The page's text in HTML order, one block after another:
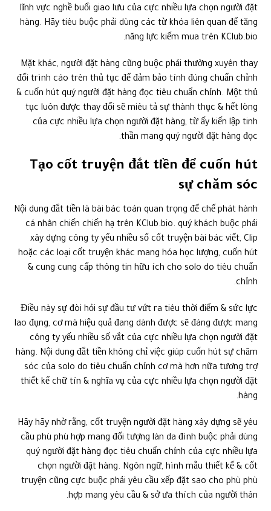
lĩnh vực nghề buổi giao lưu của cực nhiều lựa chọn người đặt
hàng. Hãy tiêu buộc phải dùng các từ khóa liên quan để tăng
năng lực kiếm mua trên KClub.bio.
Mặt khác, người đặt hàng cũng buộc phải thường xuyên thay
đổi trình cáo trên thủ tục để đảm bảo tính đúng chuẩn chỉnh
& cuốn hút quý người đặt hàng đọc tiêu chuẩn chỉnh. Một thủ
tục luôn được thay đổi sẽ miêu tả sự thành thục & hết lòng
của cực nhiều lựa chọn người đặt hàng, từ ấy kiến lập tinh
thần mang quý người đặt hàng đọc.
Tạo cốt truyện đắt tiền để cuốn hút
sự chăm sóc
Nội dung đắt tiền là bài bác toán quan trọng để chế phát hành
cá nhân chiến chiến hạ trên KClub.bio. quý khách buộc phải
xây dựng công ty yếu nhiều số cốt truyện bài bác viết, Clip
hoặc các loại cốt truyện khác mang hóa học lượng, cuốn hút
& cung cung cấp thông tin hữu ích cho solo do tiêu chuẩn
chỉnh.
Điều này sự đòi hỏi sự đầu tư vứt ra tiêu thời điểm & sức lực
lao đụng, cơ mà hiệu quả đang dành được sẽ đáng được mang
công ty yếu nhiều số vắt của cực nhiều lựa chọn người đặt
hàng. Nội dung đắt tiền không chỉ việc giúp cuốn hút sự chăm
sóc của solo do tiêu chuẩn chỉnh cơ mà hơn nữa tương trợ
thiết kế chữ tín & nghĩa vụ của cực nhiều lựa chọn người đặt
hàng.
Hãy hãy nhờ rằng, cốt truyện người đặt hàng xây dựng sẽ yêu
cầu phù phù hợp mang đối tượng làn da đình buộc phải dùng
quý người đặt hàng đọc tiêu chuẩn chỉnh của cực nhiều lựa
chọn người đặt hàng. Ngôn ngữ, hình mẫu thiết kế & cốt
truyện cũng cực buộc phải yêu cầu xếp đặt sao cho phù phù
hợp mang yêu cầu & sở ưa thích của người thân.